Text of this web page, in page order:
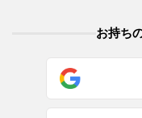
お持ち